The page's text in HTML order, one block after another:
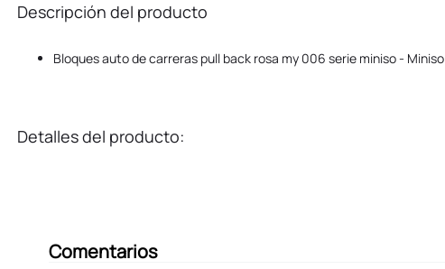
Descripción del producto
Bloques auto de carreras pull back rosa my 006 serie miniso - Miniso
Detalles del producto:
Comentarios